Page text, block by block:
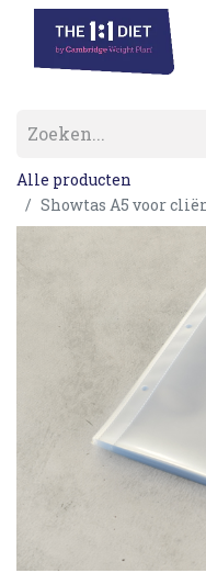
Alle producten
Showtas A5 voor